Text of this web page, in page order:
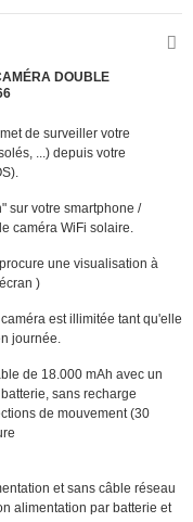
DOUBLE
de surveiller votre
...) depuis votre
sur votre smartphone /
caméra WiFi solaire.
une visualisation à
)
est illimitée tant qu'elle
journée.
de 18.000 mAh avec un
sans recharge
de mouvement (30
et sans câble réseau
alimentation par batterie et